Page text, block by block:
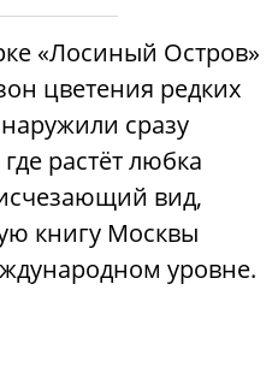
«Лосиный Остров»
цветения редких
сразу
растёт любка
вид,
книгу Москвы
уровне.